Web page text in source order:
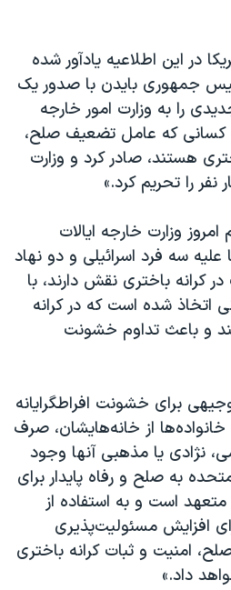
در این اطلاعیه یادآور شده
جمهوری بایدن با صدور یک
را به وزارت امور خارجه
کسانی که عامل تضعیف صلح،
هستند، صادر کرد و وزارت
نفر را تحریم کرد.»
وزارت خارجه ایالات
سه فرد اسرائیلی و دو نهاد
کرانه باختری نقش دارند، با
شده است که در کرانه
و باعث تداوم خشونت
برای خشونت افراطگرایانه
خانواده‌ها از خانه‌هایشان، صرف
نژادی یا مذهبی آنها وجود
متحده به صلح و رفاه پایدار برای
است و به استفاده از
افزایش مسئولیت‌پذیری
امنیت و ثبات کرانه باختری
داد.»